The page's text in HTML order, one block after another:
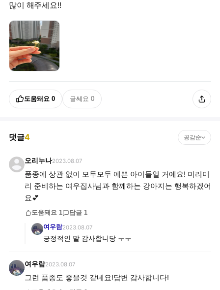
많이 해주세요!!
도움돼요 0 글쎄요 0
댓글4 공감순
오리누나2023.08.07
품종에 상관 없이 모두모두 예쁜 아이들일 거예요! 미리미
리 준비하는 여우집사님과 함께하는 강아지는 행복하겠어
요💕
도움돼요 1 답글 1
여우람2023.08.07
긍정적인 말 감사합니당 ㅜㅜ
여우람2023.08.07
그런 품종도 좋을것 같네요!답변 감사합니다!